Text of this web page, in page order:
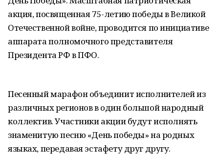
акция, посвященная 75-летию победы в Великой
Отечественной войне, проводится по инициативе
аппарата полномочного представителя
Президента РФ в ПФО.
Песенный марафон объединит исполнителей из
различных регионов в один большой народный
коллектив. Участники акции будут исполнять
знаменитую песню «День победы» на родных
языках, передавая эстафету друг другу.